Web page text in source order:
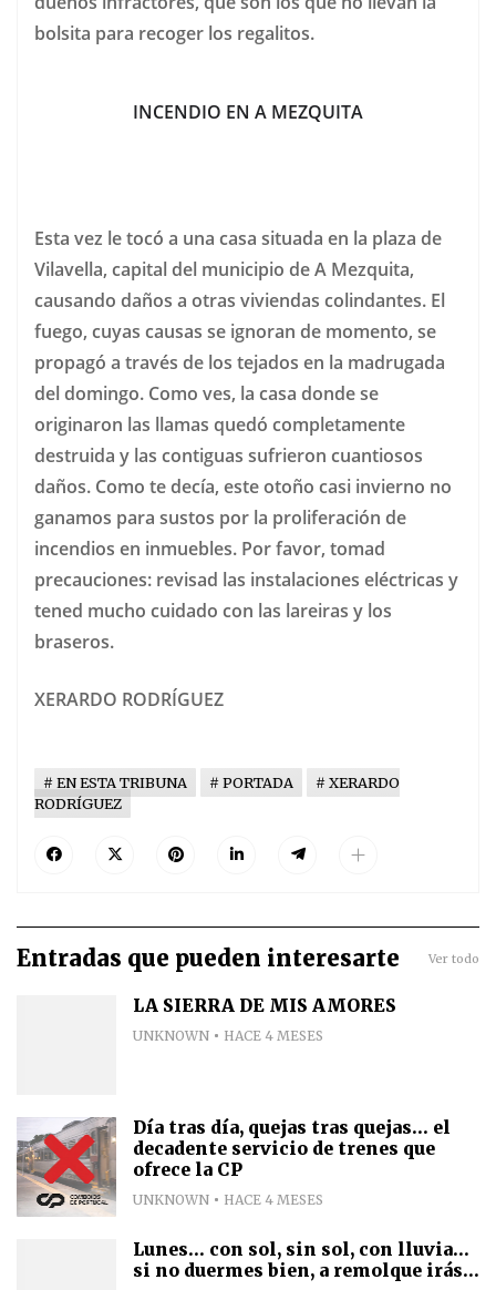
bolsita para recoger los regalitos.
INCENDIO EN A MEZQUITA
Esta vez le tocó a una casa situada en la plaza de
Vilavella, capital del municipio de A Mezquita,
causando daños a otras viviendas colindantes. El
fuego, cuyas causas se ignoran de momento, se
propagó a través de los tejados en la madrugada
del domingo. Como ves, la casa donde se
originaron las llamas quedó completamente
destruida y las contiguas sufrieron cuantiosos
daños. Como te decía, este otoño casi invierno no
ganamos para sustos por la proliferación de
incendios en inmuebles. Por favor, tomad
precauciones: revisad las instalaciones eléctricas y
tened mucho cuidado con las lareiras y los
braseros.
XERARDO RODRÍGUEZ
EN ESTA TRIBUNA PORTADA
XERARDO
RODRÍGUEZ
Entradas que pueden interesarte Ver todo
LA SIERRA DE MIS AMORES
UNKNOWN HACE 4 MESES
Día tras día, quejas tras quejas... el
decadente servicio de trenes que
ofrece la CP
UNKNOWN HACE 4 MESES
Lunes... con sol, sin sol, con lluvia...
si no duermes bien, a remolque irás...